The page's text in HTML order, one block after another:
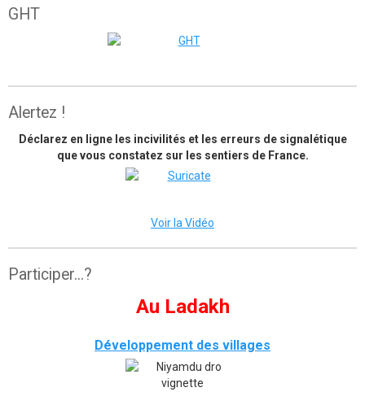
GHT
Alertez !
Déclarez en ligne les incivilités et les erreurs de signalétique
que vous constatez sur les sentiers de France.
Voir la Vidéo
Participer...?
Au Ladakh
Développement des villages